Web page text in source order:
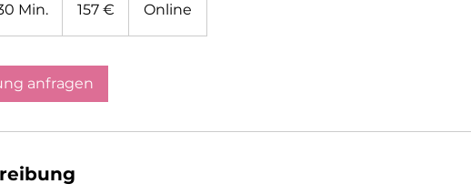
Min.
S
d
n
157 € Online
anfragen